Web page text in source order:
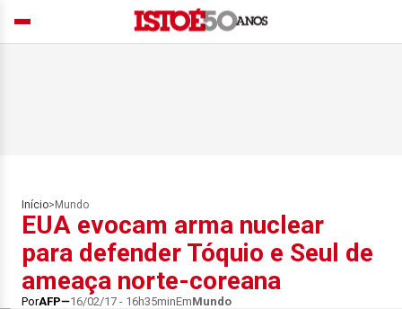
Início> Mundo
EUA evocam arma nuclear
para defender Tóquio e Seul de
ameaça norte-coreana
PorAFP 16/02/17 - 16h35minEmMundo